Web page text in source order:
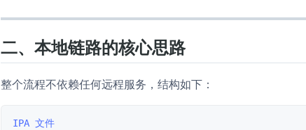
二、本地链路的核心思路
整个流程不依赖任何远程服务，结构如下：
IPA 文件